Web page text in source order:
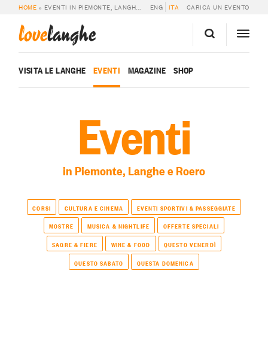
HOME » EVENTI IN PIEMONTE, LANGHE E ROERO ENG ITA CARICA UN EVENTO
lovelanghe
VISITA LE LANGHE EVENTI MAGAZINE SHOP
Eventi
in Piemonte, Langhe e Roero
CORSI CULTURA E CINEMA
EVENTI SPORTIVI & PASSEGGIATE
MOSTRE
MUSICA & NIGHTLIFE
OFFERTE SPECIALI
SAGRE & FIERE
WINE & FOOD
QUESTO VENERDÌ
QUESTO SABATO
QUESTA DOMENICA